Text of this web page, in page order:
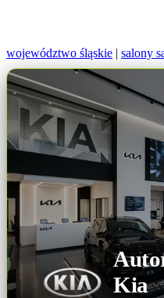
województwo śląskie | salony
Kia